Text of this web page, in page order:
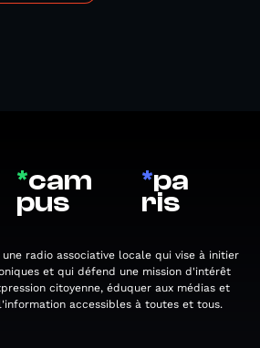
*cam
pus
*pa
ris
une radio associative locale qui vise à initier
et qui défend une mission d'intérêt
citoyenne, éduquer aux médias et
accessibles à toutes et tous.